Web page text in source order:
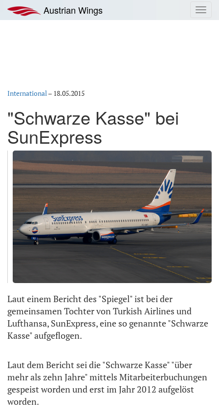
Inhalt
springen
Austrian Wings
International– 18.05.2015
"Schwarze Kasse" bei
SunExpress
Laut einem Bericht des "Spiegel" ist bei der
gemeinsamen Tochter von Turkish Airlines und
Lufthansa, SunExpress, eine so genannte "Schwarze
Kasse" aufgeflogen.
Laut dem Bericht sei die "Schwarze Kasse" "über
mehr als zehn Jahre" mittels Mitarbeiterbuchungen
gespeist worden und erst im Jahr 2012 aufgelöst
worden.